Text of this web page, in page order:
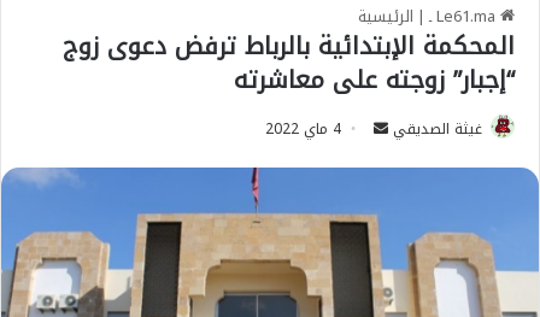
| الرئيسية
المحكمة الإبتدائية بالرباط ترفض دعوى زوج
“إجبار” زوجته على معاشرته
غيثة الصديقي
d
a
n
e
4 ماي 2022